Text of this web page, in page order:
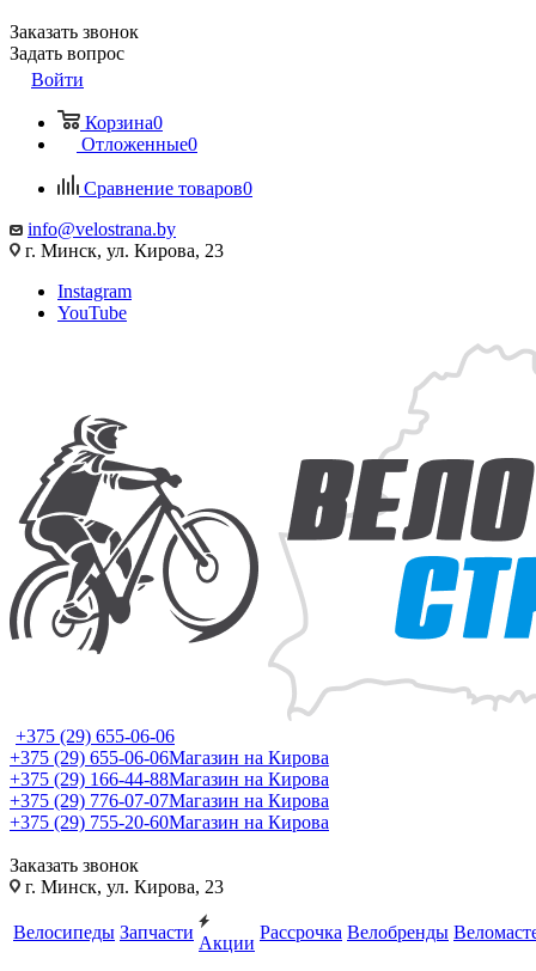
Заказать звонок
Задать вопрос
Войти
Корзина0
Отложенные0
Сравнение товаров0
info@velostrana.by
г. Минск, ул. Кирова, 23
Instagram
YouTube
+375 (29) 655-06-06
+375 (29) 655-06-06Магазин на Кирова
+375 (29) 166-44-88Магазин на Кирова
+375 (29) 776-07-07Магазин на Кирова
+375 (29) 755-20-60Магазин на Кирова
Заказать звонок
г. Минск, ул. Кирова, 23
Велосипеды Запчасти
Акции
Рассрочка Велобренды